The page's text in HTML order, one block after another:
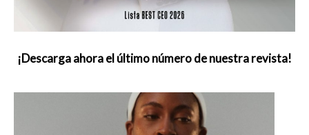
¡Descarga ahora el último número de nuestra revista!